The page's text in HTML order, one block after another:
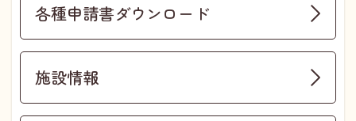
各種申請書ダウンロード
施設情報